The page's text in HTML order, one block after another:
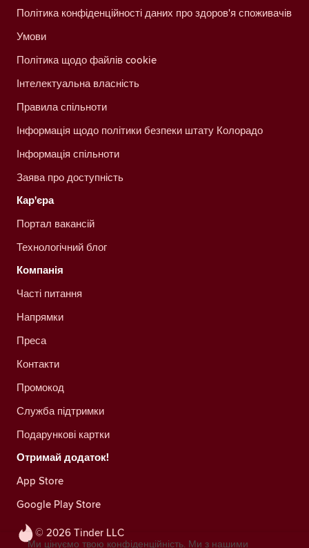
© 2026 Tinder LLC
Політика конфіденційності даних про здоров'я споживачів
Умови
Політика щодо файлів cookie
Інтелектуальна власність
Правила спільноти
Інформація щодо політики безпеки штату Колорадо
Інформація спільноти
Заява про доступність
Кар'єра
Портал вакансій
Технологічний блог
Компанія
Часті питання
Напрямки
Преса
Контакти
Промокод
Служба підтримки
Подарункові картки
Отримай додаток!
App Store
Google Play Store
Ми цінуємо твою конфіденційність. Ми з нашими